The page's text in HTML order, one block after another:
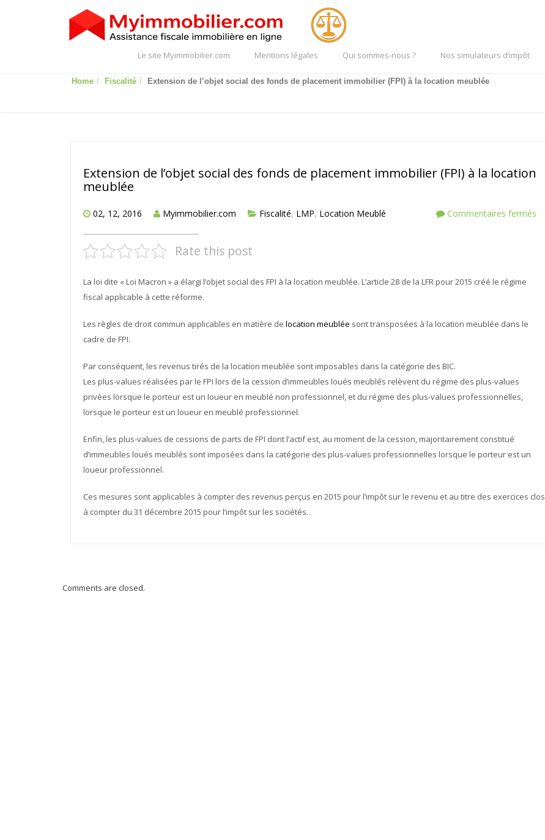
Le site Myimmobilier.com Mentions légales Qui sommes-nous ? Nos simulateurs d’impôt
Home Fiscalité Extension de l’objet social des fonds de placement immobilier (FPI) à la location meublée
Extension de l’objet social des fonds de placement immobilier (FPI) à la location
meublée
02, 12, 2016 Myimmobilier.com Fiscalité, LMP, Location Meublé Commentaires fermés
Rate this post
La loi dite « Loi Macron » a élargi l’objet social des FPI à la location meublée. L’article 28 de la LFR pour 2015 créé le régime
fiscal applicable à cette réforme.
Les règles de droit commun applicables en matière de location meublée sont transposées à la location meublée dans le
cadre de FPI.
Par conséquent, les revenus tirés de la location meublée sont imposables dans la catégorie des BIC.
Les plus-values réalisées par le FPI lors de la cession d’immeubles loués meublés relèvent du régime des plus-values
privées lorsque le porteur est un loueur en meublé non professionnel, et du régime des plus-values professionnelles,
lorsque le porteur est un loueur en meublé professionnel.
Enfin, les plus-values de cessions de parts de FPI dont l’actif est, au moment de la cession, majoritairement constitué
d’immeubles loués meublés sont imposées dans la catégorie des plus-values professionnelles lorsque le porteur est un
loueur professionnel.
Ces mesures sont applicables à compter des revenus perçus en 2015 pour l’impôt sur le revenu et au titre des exercices clos
à compter du 31 décembre 2015 pour l’impôt sur les sociétés.
Comments are closed.